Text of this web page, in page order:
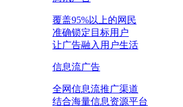
覆盖95%以上的网民
准确锁定目标用户
让广告融入用户生活
信息流广告
全网信息流推广渠道
结合海量信息资源平台